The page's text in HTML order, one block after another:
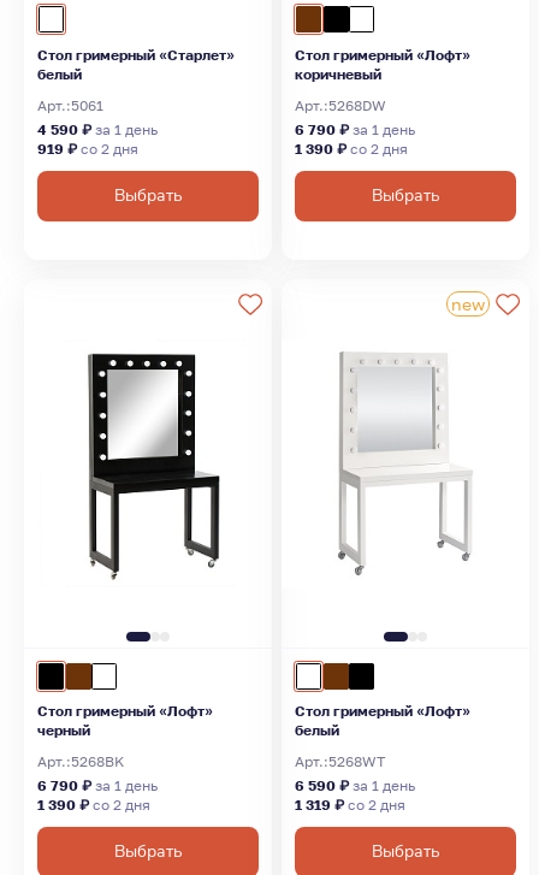
Стол гримерный «Старлет»
белый
Арт.:5061
4 590 ₽за 1 день
919 ₽со 2 дня
Выбрать
Стол гримерный «Лофт»
коричневый
Арт.:5268DW
6 790 ₽за 1 день
1 390 ₽со 2 дня
Выбрать
Стол гримерный «Лофт»
черный
Арт.:5268BK
6 790 ₽за 1 день
1 390 ₽со 2 дня
Выбрать
Стол гримерный «Лофт»
белый
Арт.:5268WT
6 590 ₽за 1 день
1 319 ₽со 2 дня
Выбрать